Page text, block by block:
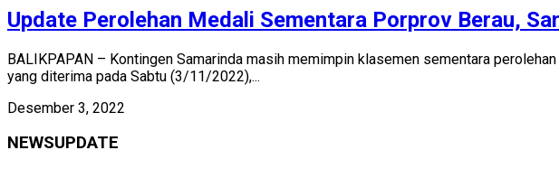
Update Perolehan Medali Sementara Porprov Berau,
BALIKPAPAN – Kontingen Samarinda masih memimpin klasemen sementara
yang diterima pada Sabtu (3/11/2022),...
Desember 3, 2022
NEWSUPDATE